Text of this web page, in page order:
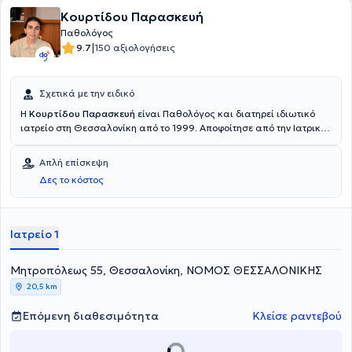
Κουρτίδου Παρασκευή
Παθολόγος
9.7|150 αξιολογήσεις
Σχετικά με την ειδικό
Η Κουρτίδου Παρασκευή είναι Παθολόγος και διατηρεί ιδιωτικό
ιατρείο στη Θεσσαλονίκη από το 1999. Αποφοίτησε από την Ιατρική
ειδικεύτηκε στην Παθολογία στο Γενικό Νοσοκομείο Θεσσαλονίκης
“Ιπποκράτειο”. Επιπλέον, εξειδικεύτηκε στον Σακχαρώδη Διαβήτη
στο ίδιο νοσοκομείο. Τέλος, είναι μέλος του Ιατρικού Συλλόγου
Θεσσαλονίκης και έχει παρακολουθήσει πλήθος ελληνικών
αρτηριακή πίεση.
Απλή επίσκεψη
Δες το κόστος
Ιατρείο 1
Μητροπόλεως 55, Θεσσαλονίκη, ΝΟΜΟΣ ΘΕΣΣΑΛΟΝΙΚΗΣ
20,5 km
Επόμενη διαθεσιμότητα Κλείσε ραντεβού